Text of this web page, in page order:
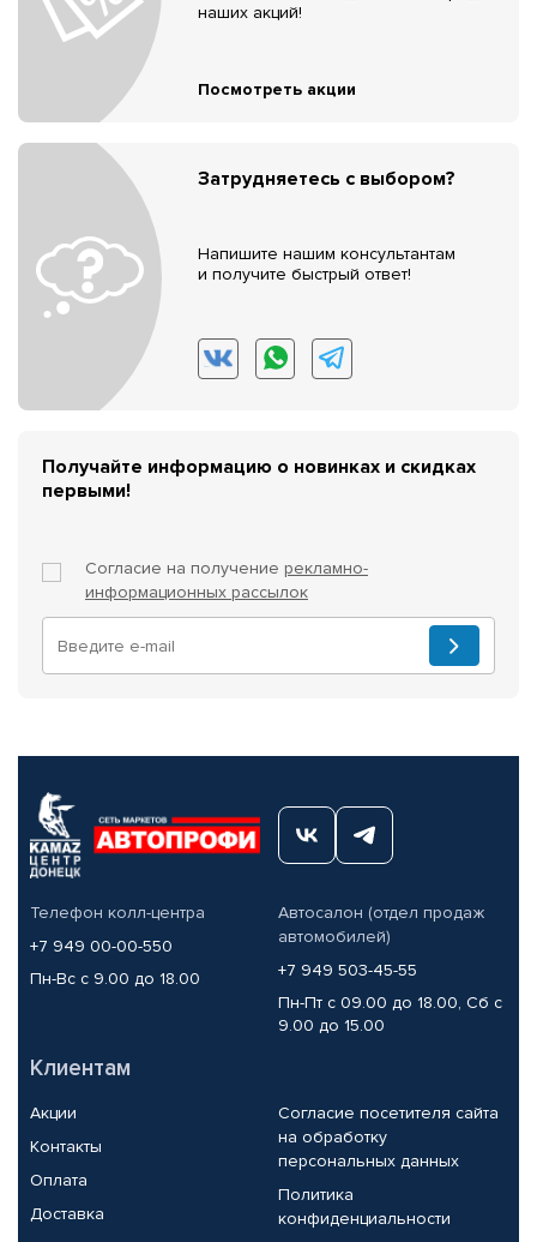
наших акций!
Посмотреть акции
Затрудняетесь с выбором?
Напишите нашим консультантам
и получите быстрый ответ!
Получайте информацию о новинках и скидках
первыми!
Согласие на получение рекламно-
информационных рассылок
Телефон колл-центра
+7 949 00-00-550
Пн-Вс с 9.00 до 18.00
Автосалон (отдел продаж
автомобилей)
+7 949 503-45-55
Пн-Пт с 09.00 до 18.00, Сб с
9.00 до 15.00
Клиентам
Акции
Контакты
Оплата
Доставка
Согласие посетителя сайта
на обработку
персональных данных
Политика
конфиденциальности